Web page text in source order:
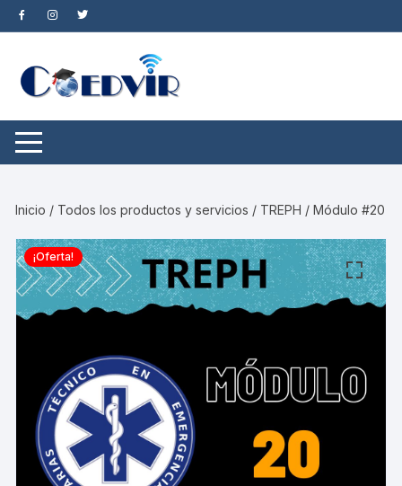
Saltar
al
Inicio / Todos los productos y servicios / TREPH / Módulo #20
¡Oferta!